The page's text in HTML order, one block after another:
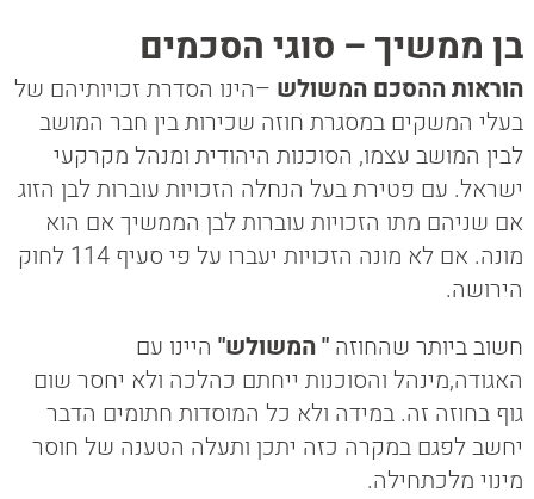
בן ממשיך – סוגי הסכמים
הוראות ההסכם המשולש –הינו הסדרת זכויותיהם של
בעלי המשקים במסגרת חוזה שכירות בין חבר המושב
לבין המושב עצמו, הסוכנות היהודית ומנהל מקרקעי
ישראל. עם פטירת בעל הנחלה הזכויות עוברות לבן הזוג
אם שניהם מתו הזכויות עוברות לבן הממשיך אם הוא
מונה. אם לא מונה הזכויות יעברו על פי סעיף 114 לחוק
הירושה.
חשוב ביותר שהחוזה " המשולש"היינו עם
האגודה,מינהל והסוכנות ייחתם כהלכה ולא יחסר שום
גוף בחוזה זה. במידה ולא כל המוסדות חתומים הדבר
יחשב לפגם במקרה כזה יתכן ותעלה הטענה של חוסר
מינוי מלכתחילה.